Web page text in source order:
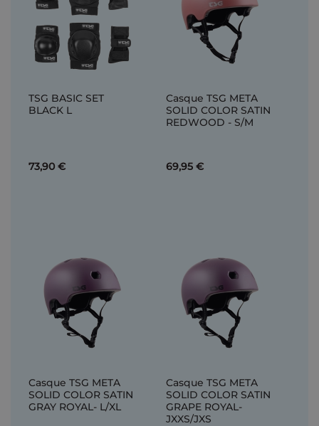
TSG BASIC SET
BLACK L
73,90 €
Casque TSG META
SOLID COLOR SATIN
REDWOOD - S/M
69,95 €
Casque TSG META
SOLID COLOR SATIN
GRAY ROYAL- L/XL
Casque TSG META
SOLID COLOR SATIN
GRAPE ROYAL-
JXXS/JXS